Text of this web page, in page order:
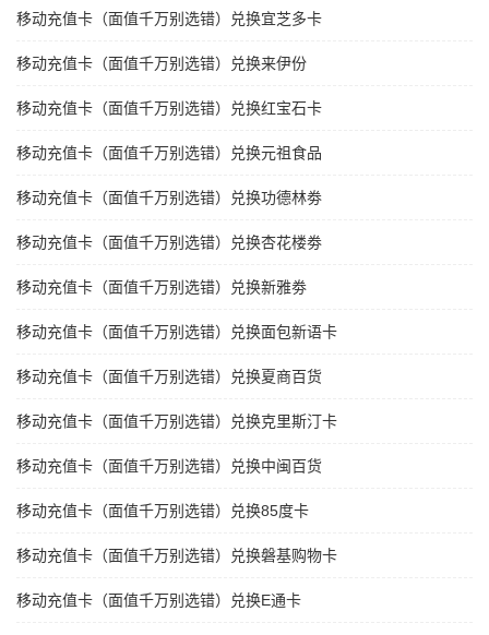
移动充值卡（面值千万别选错）兑换宜芝多卡
移动充值卡（面值千万别选错）兑换来伊份
移动充值卡（面值千万别选错）兑换红宝石卡
移动充值卡（面值千万别选错）兑换元祖食品
移动充值卡（面值千万别选错）兑换功德林劵
移动充值卡（面值千万别选错）兑换杏花楼劵
移动充值卡（面值千万别选错）兑换新雅劵
移动充值卡（面值千万别选错）兑换面包新语卡
移动充值卡（面值千万别选错）兑换夏商百货
移动充值卡（面值千万别选错）兑换克里斯汀卡
移动充值卡（面值千万别选错）兑换中闽百货
移动充值卡（面值千万别选错）兑换85度卡
移动充值卡（面值千万别选错）兑换磐基购物卡
移动充值卡（面值千万别选错）兑换E通卡